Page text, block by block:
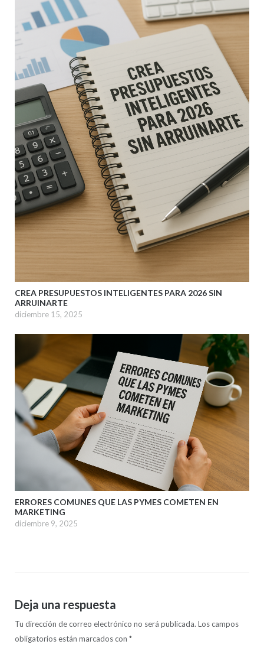
CREA PRESUPUESTOS INTELIGENTES PARA 2026 SIN
ARRUINARTE
diciembre 15, 2025
ERRORES COMUNES QUE LAS PYMES COMETEN EN
MARKETING
diciembre 9, 2025
Deja una respuesta
Tu dirección de correo electrónico no será publicada. Los campos
obligatorios están marcados con *